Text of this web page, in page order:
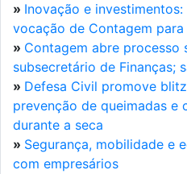
» Inovação e
vocação de Contagem
» Contagem abre processo
subsecretário de Finanças;
» Defesa Civil promove
prevenção de queimadas e
durante a seca
» Segurança, mobilidade e
com empresários